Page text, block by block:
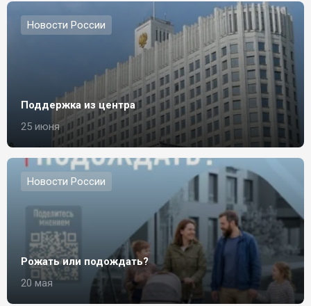
Новости России
Поддержка из центра
25 июня
Новости России
Рожать или подождать?
20 мая